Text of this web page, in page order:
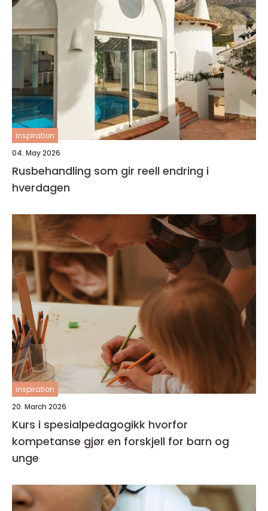
inspiration
04. May 2026
Rusbehandling som gir reell endring i
hverdagen
inspiration
20. March 2026
Kurs i spesialpedagogikk hvorfor
kompetanse gjør en forskjell for barn og
unge